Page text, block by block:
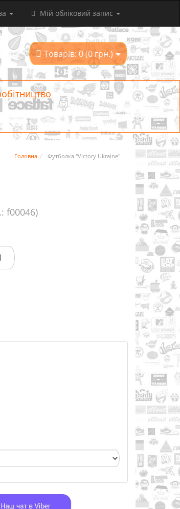
Мій обліковий запис
Товарів: 0 (0 грн.)
Головна Футболка "Victory Ukraine"
f00046)